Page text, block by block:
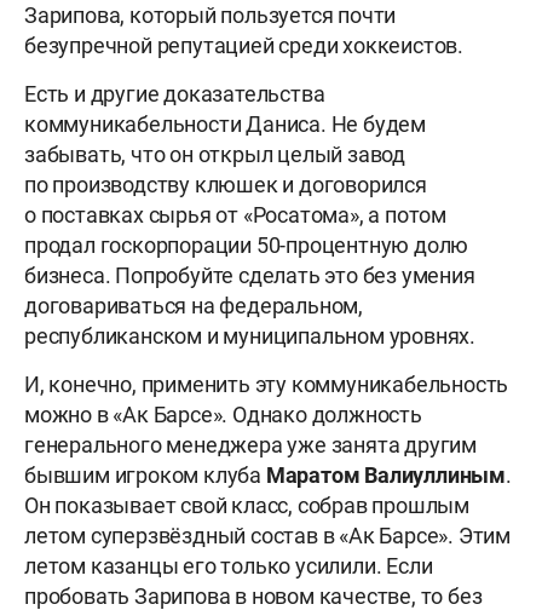
Зарипова, который пользуется почти
безупречной репутацией среди хоккеистов.
Есть и другие доказательства
коммуникабельности Даниса. Не будем
забывать, что он открыл целый завод
по производству клюшек и договорился
о поставках сырья от «Росатома», а потом
продал госкорпорации 50-процентную долю
бизнеса. Попробуйте сделать это без умения
договариваться на федеральном,
республиканском и муниципальном уровнях.
И, конечно, применить эту коммуникабельность
можно в «Ак Барсе». Однако должность
генерального менеджера уже занята другим
бывшим игроком клуба Маратом Валиуллиным.
Он показывает свой класс, собрав прошлым
летом суперзвёздный состав в «Ак Барсе». Этим
летом казанцы его только усилили. Если
пробовать Зарипова в новом качестве, то без